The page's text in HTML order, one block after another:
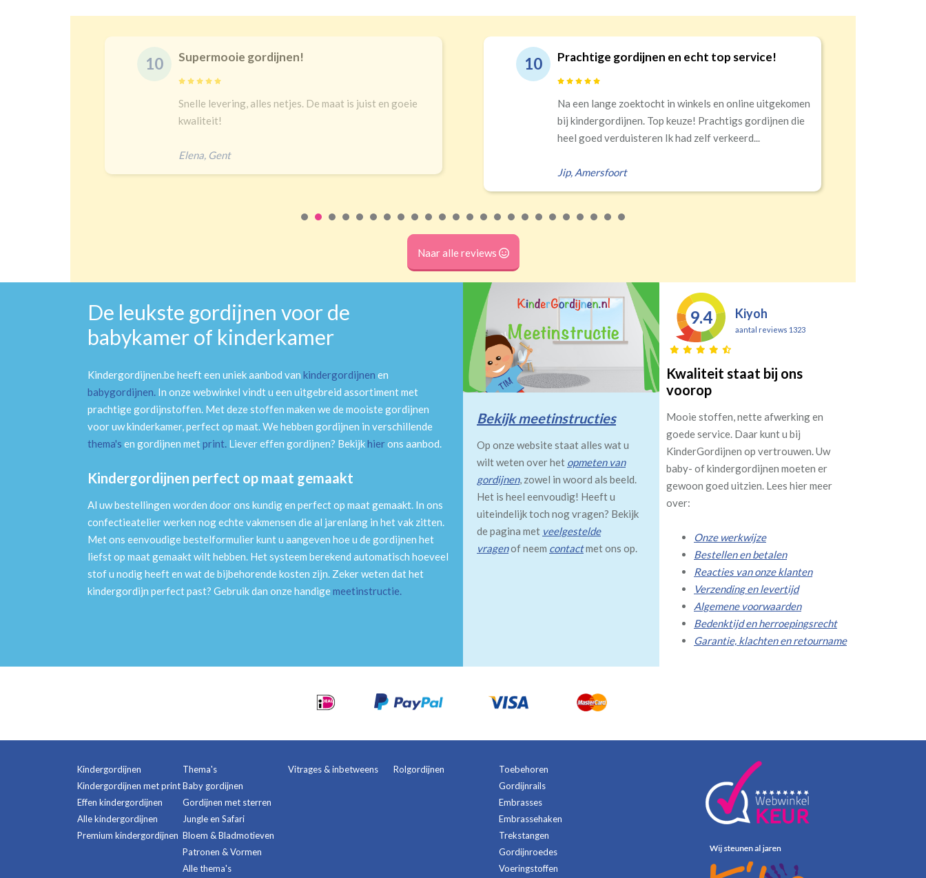
10 Supermooie gordijnen!
Snelle levering, alles netjes. De maat is juist en goeie
kwaliteit!
Elena, Gent
10 Prachtige gordijnen en echt top service!
Na een lange zoektocht in winkels en online uitgekomen
bij kindergordijnen. Top keuze! Prachtigs gordijnen die
heel goed verduisteren Ik had zelf verkeerd...
Jip, Amersfoort
Naar alle reviews
De leukste gordijnen voor de
babykamer of kinderkamer
Kindergordijnen.be heeft een uniek aanbod van kindergordijnen en
babygordijnen. In onze webwinkel vindt u een uitgebreid assortiment met
prachtige gordijnstoffen. Met deze stoffen maken we de mooiste gordijnen
voor uw kinderkamer, perfect op maat. We hebben gordijnen in verschillende
thema's en gordijnen metprint. Liever effen gordijnen? Bekijkhierons aanbod.
Kindergordijnen perfect op maat gemaakt
Al uw bestellingen worden door ons kundig en perfect op maat gemaakt. In ons
confectieatelier werken nog echte vakmensen die al jarenlang in het vak zitten.
Met ons eenvoudige bestelformulier kunt u aangeven hoe u de gordijnen het
liefst op maat gemaakt wilt hebben. Het systeem berekend automatisch hoeveel
stof u nodig heeft en wat de bijbehorende kosten zijn. Zeker weten dat het
kindergordijn perfect past? Gebruik dan onze handigemeetinstructie.
Bekijk meetinstructies
Op onze website staat alles wat u
wilt weten over het opmeten van
gordijnen, zowel in woord als beeld.
Het is heel eenvoudig! Heeft u
uiteindelijk toch nog vragen? Bekijk
de pagina met veelgestelde
vragenof neem contactmet ons op.
9.4 Kiyoh
aantal reviews 1323
Kwaliteit staat bij ons
voorop
Mooie stoffen, nette afwerking en
goede service. Daar kunt u bij
KinderGordijnen op vertrouwen. Uw
baby- of kindergordijnen moeten er
gewoon goed uitzien. Lees hier meer
over:
Onze werkwijze
Bestellen en betalen
Reacties van onze klanten
Verzending en levertijd
Algemene voorwaarden
Bedenktijd en herroepingsrecht
Garantie, klachten en retourname
Kindergordijnen
Kindergordijnen met print
Effen kindergordijnen
Alle kindergordijnen
Premium kindergordijnen
Thema's
Baby gordijnen
Gordijnen met sterren
Jungle en Safari
Bloem & Bladmotieven
Patronen & Vormen
Alle thema's
Vitrages & inbetweens Rolgordijnen
Toebehoren
Gordijnrails
Embrasses
Embrassehaken
Trekstangen
Gordijnroedes
Voeringstoffen